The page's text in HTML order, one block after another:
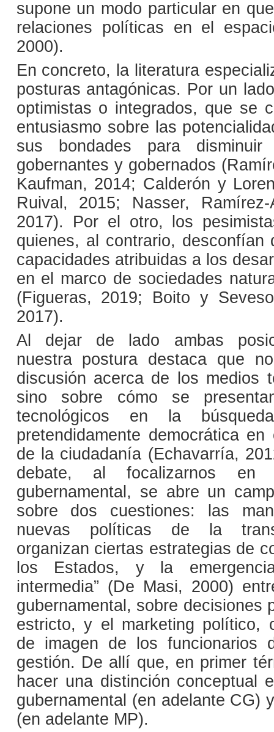
supone un modo particular en
relaciones políticas en el
2000).
En concreto, la literatura
posturas antagónicas. Por un
optimistas o integrados, que se
entusiasmo sobre las
sus bondades para
gobernantes y gobernados
Kaufman, 2014; Calderón y
Ruival, 2015; Nasser,
2017). Por el otro, los
quienes, al contrario, desconfían
capacidades atribuidas a los
en el marco de sociedades
(Figueras, 2019; Boito y
2017).
Al dejar de lado ambas
nuestra postura destaca que
discusión acerca de los medios
sino sobre cómo se
tecnológicos en la
pretendidamente democrática
de la ciudadanía (Echavarría,
debate, al focalizarnos en
gubernamental, se abre un
sobre dos cuestiones: las
nuevas políticas de la
organizan ciertas estrategias de
los Estados, y la
intermedia” (De Masi, 2000)
gubernamental, sobre decisiones
estricto, y el marketing político,
de imagen de los funcionarios
gestión. De allí que, en primer
hacer una distinción conceptual
gubernamental (en adelante CG)
(en adelante MP).